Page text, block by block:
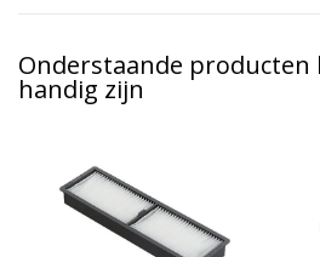
Onderstaande producten
handig zijn